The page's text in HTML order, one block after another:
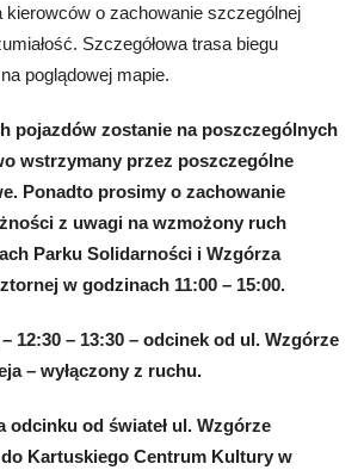
kierowców o zachowanie szczególnej
Szczegółowa trasa biegu
poglądowej mapie.
pojazdów zostanie na poszczególnych
wstrzymany przez poszczególne
Ponadto prosimy o zachowanie
z uwagi na wzmożony ruch
Parku Solidarności i Wzgórza
w godzinach 11:00 – 15:00.
12:30 – 13:30 – odcinek od ul. Wzgórze
– wyłączony z ruchu.
odcinku od świateł ul. Wzgórze
Kartuskiego Centrum Kultury w